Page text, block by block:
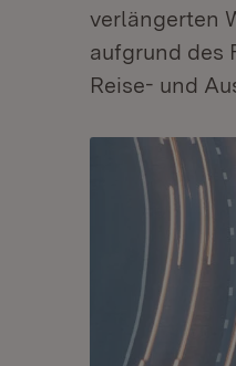
verlängerten
aufgrund des
Reise- und